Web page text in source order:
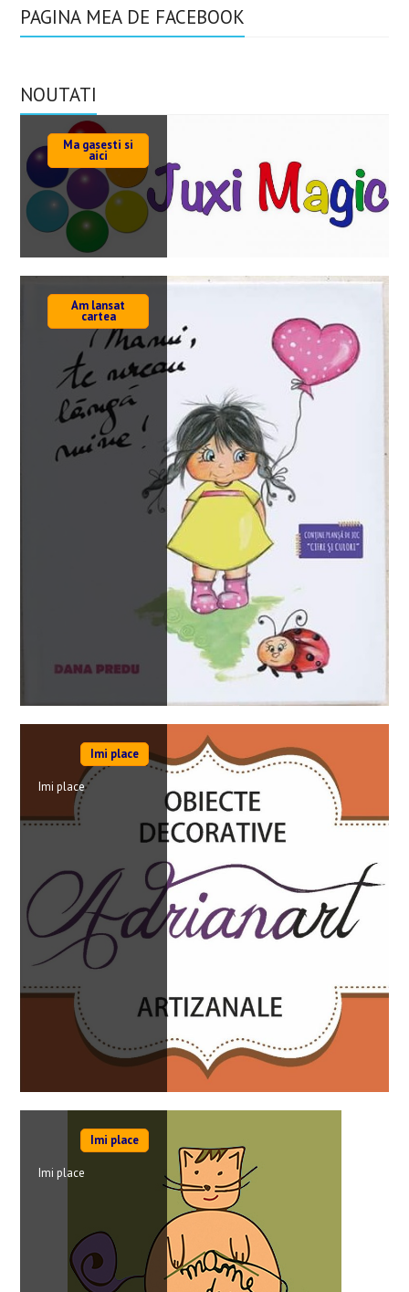
PAGINA MEA DE FACEBOOK
NOUTATI
Ma gasesti si
aici
Am lansat
cartea
Imi place
Imi place
Imi place
Imi place